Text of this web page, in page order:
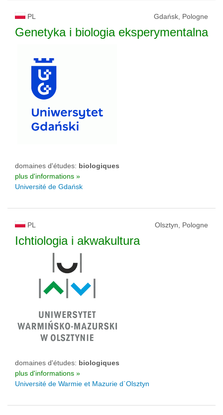
PL Gdańsk, Pologne
Genetyka i biologia eksperymentalna
domaines d'études: biologiques
plus d'informations »
Université de Gdańsk
PL Olsztyn, Pologne
Ichtiologia i akwakultura
domaines d'études: biologiques
plus d'informations »
Université de Warmie et Mazurie d`Olsztyn